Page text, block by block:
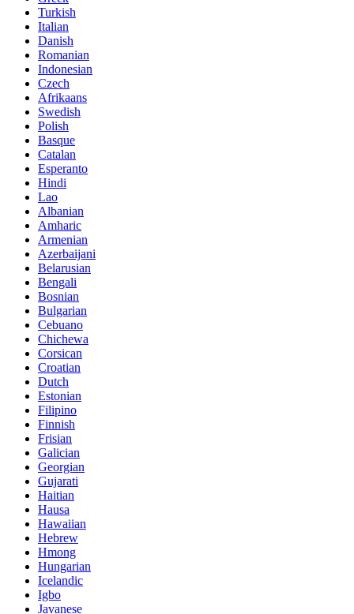
Turkish
Italian
Danish
Romanian
Indonesian
Czech
Afrikaans
Swedish
Polish
Basque
Catalan
Esperanto
Hindi
Lao
Albanian
Amharic
Armenian
Azerbaijani
Belarusian
Bengali
Bosnian
Bulgarian
Cebuano
Chichewa
Corsican
Croatian
Dutch
Estonian
Filipino
Finnish
Frisian
Galician
Georgian
Gujarati
Haitian
Hausa
Hawaiian
Hebrew
Hmong
Hungarian
Icelandic
Igbo
Javanese